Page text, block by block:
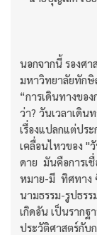
นอกจากนี้ รองศ
มหาวิทยาลัยทักษิ
“การเดินทางขอ
ว่า? วันเวลาเดิน
เรื่องแปลกแต่ปร
เคลื่อนไหวของ "
ดาย มันคือการเ
หมาย-มี ทิศทาง
นามธรรม-รูปธรร
เกิดอัน เป็นราก
ประวัติศาสตร์กับ